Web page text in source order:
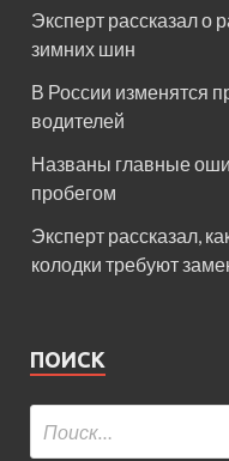
Эксперт рассказал о
зимних шин
В России изменятся
водителей
Названы главные
пробегом
Эксперт рассказал,
колодки требуют
ПОИСК